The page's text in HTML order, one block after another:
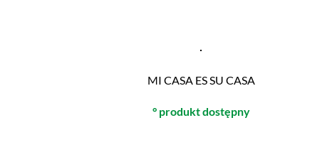
MI CASA ES SU CASA
° produkt dostępny